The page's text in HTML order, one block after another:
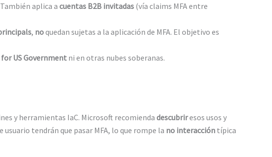
aplica a cuentas B2B invitadas (vía claims MFA entre
, noquedan sujetas a la aplicación de MFA. El objetivo es
US Government ni en otras nubes soberanas.
y herramientas IaC. Microsoft recomienda descubriresos usos y
tendrán que pasar MFA, lo que rompe la no interacción típica